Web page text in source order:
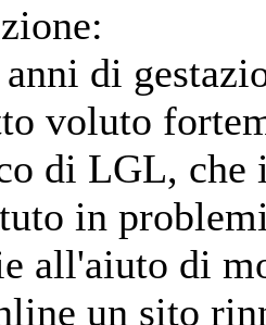
di
voluto
di LGL, che
in
all'aiuto di
un sito